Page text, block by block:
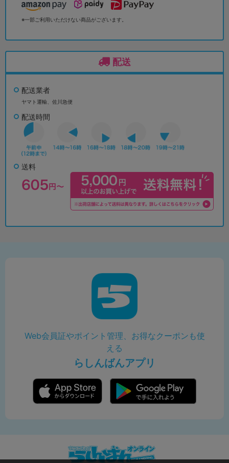
※一部ご利用いただけない商品がございます。
配送
配送業者
ヤマト運輸、佐川急便
配送時間
送料
Web会員証やポイント管理、お得なクーポンも使
える
らしんばんアプリ